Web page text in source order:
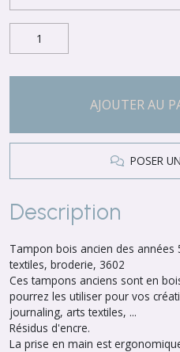
AJOUTER AU
POSER
Description
Tampon bois ancien des
textiles, broderie, 3602
Ces tampons anciens sont en
pourrez les utiliser pour vos
journaling, arts textiles, ...
Résidus d'encre.
La prise en main est